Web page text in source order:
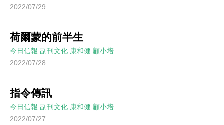
2022/07/29
荷爾蒙的前半生
今日信報 副刊文化 康和健 顧小培
2022/07/28
指令傳訊
今日信報 副刊文化 康和健 顧小培
2022/07/27